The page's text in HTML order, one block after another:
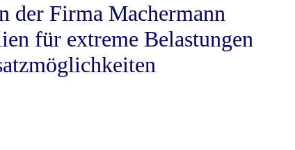
der Firma Machermann
für extreme Belastungen